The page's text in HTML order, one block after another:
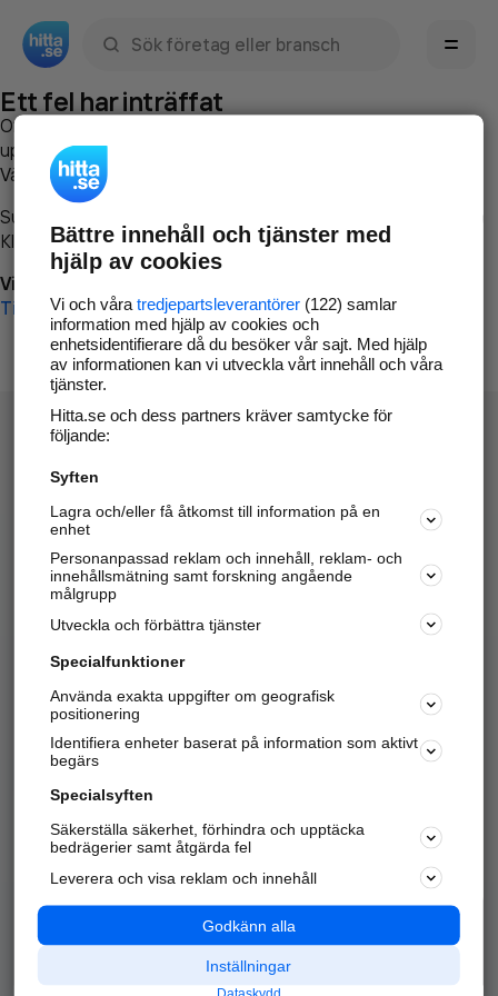
Ett fel har inträffat
Om du vill kan du
uppstod så att vi lättare och snabbare kan avhjälpa det.
Vänligen försök med följande:
Surfa till
Klicka påTillbaka-knappen i webbläsaren och försök igen
Vi beklagar besväret!
Till startsidan
Hitta.se - Gratis nummerupplysning.
Sök företag, personer och platser.
Hitta telefonnummer, adresser, företagsinfo mm.
Marknadsför företaget
Kom igång och annonsera mot
samarbetspartners nära dig.
Alla kategorier
Populära sökningar
API & Kartor
Annonsera
Integritet
Nödnummer
Bättre innehåll och tjänster med
hjälp av cookies
Vi och våra tredjepartsleverantörer(122) samlar
information med hjälp av cookies och
enhetsidentifierare då du besöker vår sajt. Med hjälp
av informationen kan vi utveckla vårt innehåll och våra
tjänster.
Hitta.se och dess partners kräver samtycke för
följande:
Syften
Lagra och/eller få åtkomst till information på en
enhet
Personanpassad reklam och innehåll, reklam- och
innehållsmätning samt forskning angående
målgrupp
Utveckla och förbättra tjänster
Specialfunktioner
Använda exakta uppgifter om geografisk
positionering
Identifiera enheter baserat på information som aktivt
begärs
Specialsyften
Säkerställa säkerhet, förhindra och upptäcka
bedrägerier samt åtgärda fel
Leverera och visa reklam och innehåll
Godkänn alla
Inställningar
Dataskydd